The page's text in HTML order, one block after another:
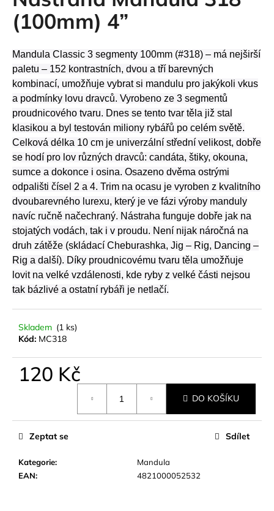
0,0
z
hvězdiček.
(100mm) 4”
Mandula Classic 3 segmenty 100mm (#318) – má nejširší
paletu – 152 kontrastních, dvou a tří barevných
kombinací, umožňuje vybrat si mandulu pro jakýkoli vkus
a podmínky lovu dravců. Vyrobeno ze 3 segmentů
proudnicového tvaru. Dnes se tento tvar těla již stal
klasikou a byl testován miliony rybářů po celém světě.
Celková délka 10 cm je univerzální střední velikost, dobře
se hodí pro lov různých dravců: candáta, štiky, okouna,
sumce a dokonce i osina. Osazeno dvěma ostrými
odpališti čísel 2 a 4. Trim na ocasu je vyroben z kvalitního
dvoubarevného lurexu, který je ve fázi výroby manduly
navíc ručně načechraný. Nástraha funguje dobře jak na
stojatých vodách, tak i v proudu. Není nijak náročná na
druh zátěže (skládací Cheburashka, Jig – Rig, Dancing –
Rig a další). Díky proudnicovému tvaru těla umožňuje
lovit na velké vzdálenosti, kde ryby z velké části nejsou
tak bázlivé a ostatní rybáři je netlačí.
Skladem (1 ks)
Kód: MC318
120 Kč
DO KOŠÍKU
Kategorie:
Mandula
EAN: 4821000052532
Zeptat se Sdílet
a
j
í
t
?
HLEDAT
D
o
p
o
r
u
č
u
m
RYBÁŘSKÉ
RIKOMIX
PLOTICE
ČERNÁ
219
Kč